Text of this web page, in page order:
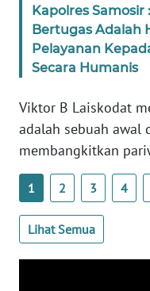
Kapolres
Bertugas Adalah
Pelayanan
Secara Humanis
Viktor B Laiskodat
adalah sebuah awal
membangkitkan
1 2 3 4
Lihat Semua
WN
RIAU
WN
WN
JAMBI
SULTRA
WN
NTB